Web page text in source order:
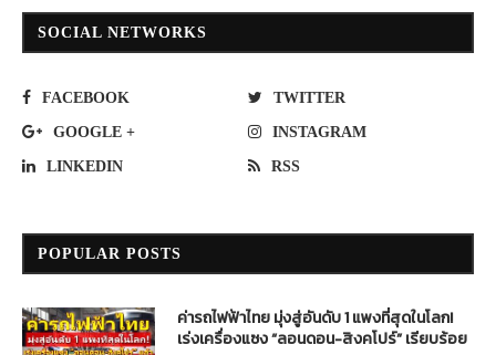
SOCIAL NETWORKS
FACEBOOK TWITTER
GOOGLE + INSTAGRAM
LINKEDIN RSS
POPULAR POSTS
ค่ารถไฟฟ้าไทย มุ่งสู่อันดับ 1 แพงที่สุดในโลก!
เร่งเครื่องแซง “ลอนดอน-สิงคโปร์” เรียบร้อย